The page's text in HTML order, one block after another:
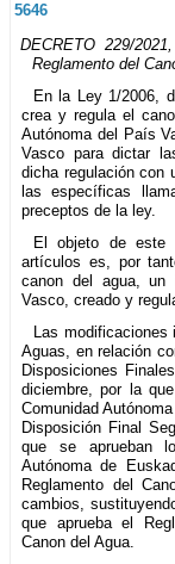
5646
DECRETO 229/
Reglamento del
En la Ley 1/2006,
crea y regula el
Autónoma del País
Vasco para dictar
dicha regulación con
las específicas
preceptos de la ley.
El objeto de este
artículos es, por
canon del agua, un
Vasco, creado y
Las
Aguas, en relación
Disposiciones
diciembre, por la
Comunidad
Disposición Final
que se aprueban
Autónoma de
Reglamento del
cambios,
que aprueba el
Canon del Agua.